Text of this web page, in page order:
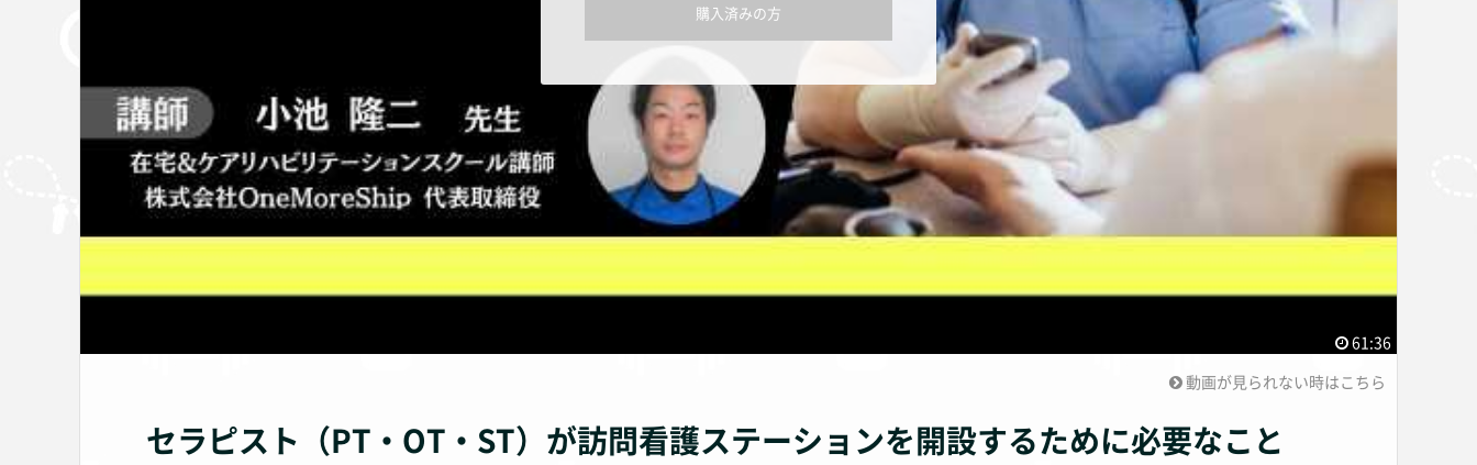
購入済みの方
61:36
動画が見られない時はこちら
セラピスト（PT・OT・ST）が訪問看護ステーションを開設するために必要なこと